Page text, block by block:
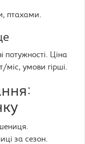
птахами.
Ціна
умови гірші.
за сезон.